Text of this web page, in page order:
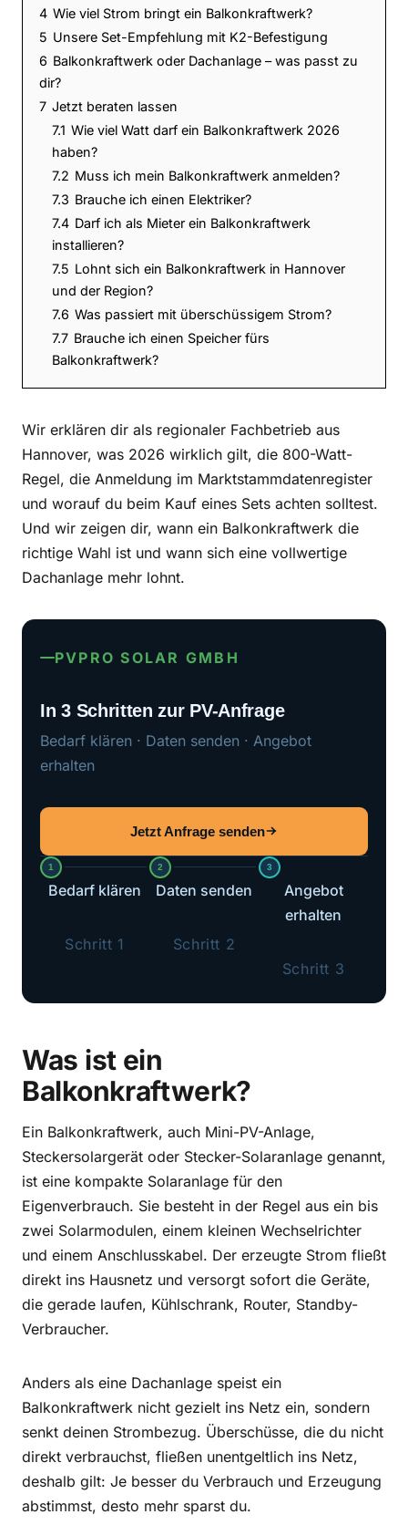
4 Wie viel Strom bringt ein Balkonkraftwerk?
5 Unsere Set-Empfehlung mit K2-Befestigung
6 Balkonkraftwerk oder Dachanlage – was passt zu
dir?
7 Jetzt beraten lassen
7.1 Wie viel Watt darf ein Balkonkraftwerk 2026
haben?
7.2 Muss ich mein Balkonkraftwerk anmelden?
7.3 Brauche ich einen Elektriker?
7.4 Darf ich als Mieter ein Balkonkraftwerk
installieren?
7.5 Lohnt sich ein Balkonkraftwerk in Hannover
und der Region?
7.6 Was passiert mit überschüssigem Strom?
7.7 Brauche ich einen Speicher fürs
Balkonkraftwerk?
Wir erklären dir als regionaler Fachbetrieb aus
Hannover, was 2026 wirklich gilt, die 800-Watt-
Regel, die Anmeldung im Marktstammdatenregister
und worauf du beim Kauf eines Sets achten solltest.
Und wir zeigen dir, wann ein Balkonkraftwerk die
richtige Wahl ist und wann sich eine vollwertige
Dachanlage mehr lohnt.
PVPRO SOLAR GMBH
In 3 Schritten zur PV-Anfrage
Bedarf klären · Daten senden · Angebot
erhalten
Jetzt Anfrage senden
1
Bedarf klären
Schritt 1
2
Daten senden
Schritt 2
3
Angebot
erhalten
Schritt 3
Was ist ein
Balkonkraftwerk?
Ein Balkonkraftwerk, auch Mini-PV-Anlage,
Steckersolargerät oder Stecker-Solaranlage genannt,
ist eine kompakte Solaranlage für den
Eigenverbrauch. Sie besteht in der Regel aus ein bis
zwei Solarmodulen, einem kleinen Wechselrichter
und einem Anschlusskabel. Der erzeugte Strom fließt
direkt ins Hausnetz und versorgt sofort die Geräte,
die gerade laufen, Kühlschrank, Router, Standby-
Verbraucher.
Anders als eine Dachanlage speist ein
Balkonkraftwerk nicht gezielt ins Netz ein, sondern
senkt deinen Strombezug. Überschüsse, die du nicht
direkt verbrauchst, fließen unentgeltlich ins Netz,
deshalb gilt: Je besser du Verbrauch und Erzeugung
abstimmst, desto mehr sparst du.